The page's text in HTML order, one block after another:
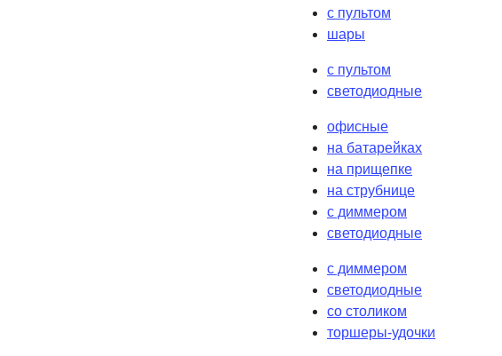
с пультом
шары
с пультом
светодиодные
офисные
на батарейках
на прищепке
на струбнице
с диммером
светодиодные
с диммером
светодиодные
со столиком
торшеры-удочки